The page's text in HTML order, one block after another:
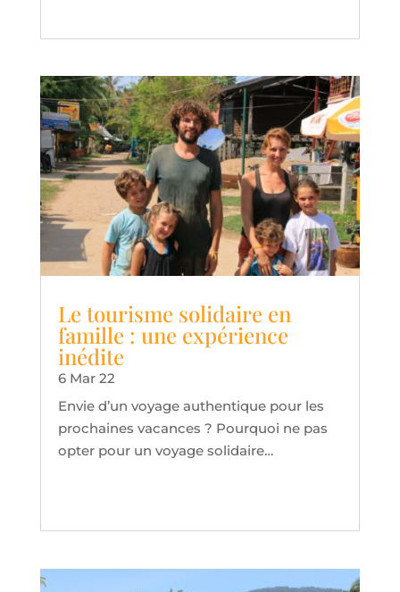
Le tourisme solidaire en
famille : une expérience
inédite
6 Mar 22
Envie d’un voyage authentique pour les
prochaines vacances ? Pourquoi ne pas
opter pour un voyage solidaire…